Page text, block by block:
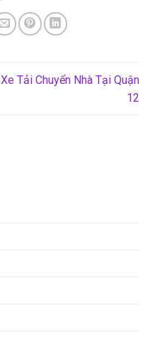
Xe Tải Chuyển Nhà Tại Quận
12